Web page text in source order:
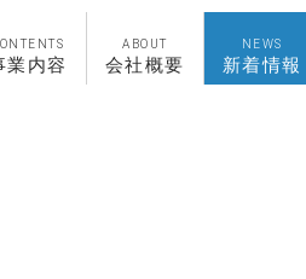
業内容
ABOUT
会社概要
NEWS
新着情報